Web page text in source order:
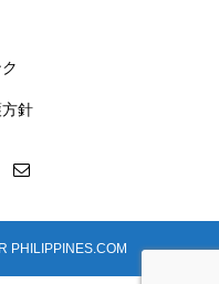
針
PHILIPPINES.COM